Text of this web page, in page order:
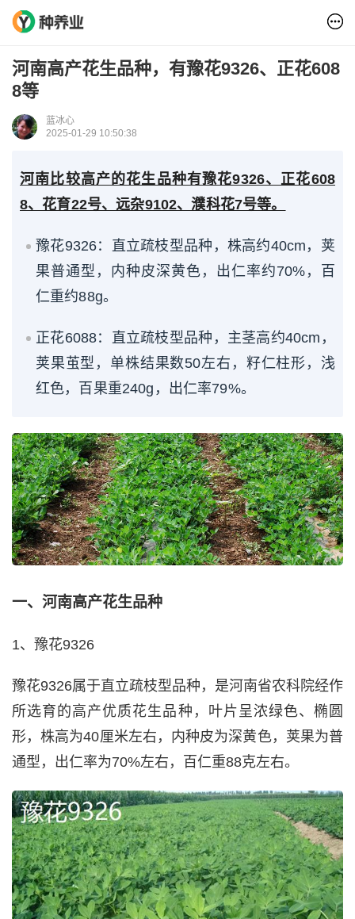
河南高产花生品种，有豫花9326、正花608
8等
蓝冰心
2025-01-29 10:50:38
河南比较高产的花生品种有豫花9326、正花608
8、花育22号、远杂9102、濮科花7号等。
豫花9326：直立疏枝型品种，株高约40cm，荚
果普通型，内种皮深黄色，出仁率约70%，百
仁重约88g。
正花6088：直立疏枝型品种，主茎高约40cm，
荚果茧型，单株结果数50左右，籽仁柱形，浅
红色，百果重240g，出仁率79%。
一、河南高产花生品种
1、豫花9326
豫花9326属于直立疏枝型品种，是河南省农科院经作
所选育的高产优质花生品种，叶片呈浓绿色、椭圆
形，株高为40厘米左右，内种皮为深黄色，荚果为普
通型，出仁率为70%左右，百仁重88克左右。